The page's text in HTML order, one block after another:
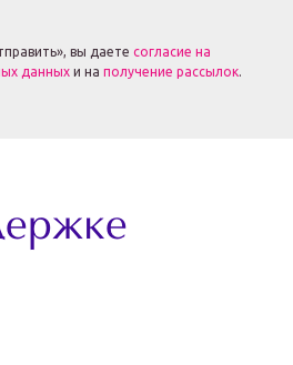
вы даете согласие на
данных и на получение рассылок.